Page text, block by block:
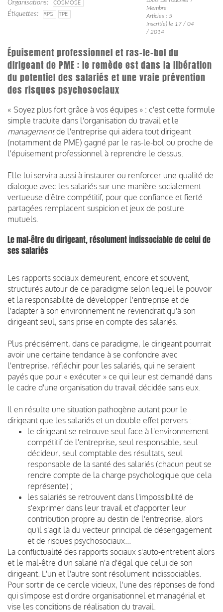
Organisations
COSMOSE
Étiquettes
RPS TPE
Membre
Articles : 5
Inscrit(e) le 17 / 04
/ 2014
Épuisement professionnel et ras-le-bol du
dirigeant de PME : le remède est dans la libération
du potentiel des salariés et une vraie prévention
des risques psychosociaux
« Soyez plus fort grâce à vos équipes » : c'est cette formule
simple traduite dans l'organisation du travail et le
managementde l'entreprise qui aidera tout dirigeant
(notamment de PME) gagné par le ras-le-bol ou proche de
l'épuisement professionnel à reprendre le dessus.
Elle lui servira aussi à instaurer ou renforcer une qualité de
dialogue avec les salariés sur une manière socialement
vertueuse d'être compétitif, pour que confiance et fierté
partagées remplacent suspicion et jeux de posture
mutuels.
Le mal-être du dirigeant, résolument indissociable de celui de
ses salariés
Les rapports sociaux demeurent, encore et souvent,
structurés autour de ce paradigme selon lequel le pouvoir
et la responsabilité de développer l'entreprise et de
l'adapter à son environnement ne reviendrait qu'à son
dirigeant seul, sans prise en compte des salariés.
Plus précisément, dans ce paradigme, le dirigeant pourrait
avoir une certaine tendance à se confondre avec
l'entreprise, réfléchir pour les salariés, qui ne seraient
payés que pour « exécuter » ce qui leur est demandé dans
le cadre d'une organisation du travail décidée sans eux.
Il en résulte une situation pathogène autant pour le
dirigeant que les salariés et un double effet pervers :
le dirigeant se retrouve seul face à l'environnement
compétitif de l'entreprise, seul responsable, seul
décideur, seul comptable des résultats, seul
responsable de la santé des salariés (chacun peut se
rendre compte de la charge psychologique que cela
représente) ;
les salariés se retrouvent dans l'impossibilité de
s'exprimer dans leur travail et d'apporter leur
contribution propre au destin de l'entreprise, alors
qu'il s'agit là du vecteur principal de désengagement
et de risques psychosociaux...
La conflictualité des rapports sociaux s'auto-entretient alors
et le mal-être d'un salarié n'a d'égal que celui de son
dirigeant. L'un et l'autre sont résolument indissociables.
Pour sortir de ce cercle vicieux, l'une des réponses de fond
qui s'impose est d'ordre organisationnel et managérial et
vise les conditions de réalisation du travail.